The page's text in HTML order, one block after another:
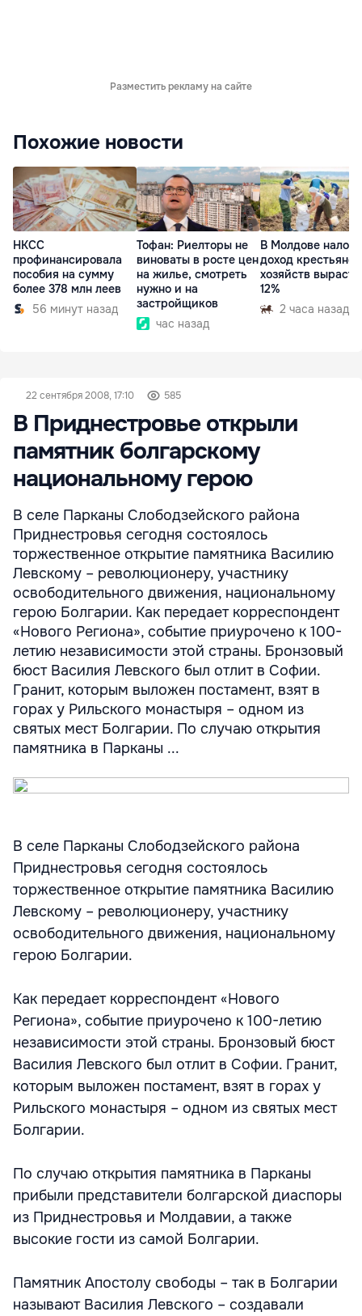
Разместить рекламу на сайте
Похожие новости
НКСС
профинансировала
пособия на сумму
более 378 млн леев
56 минут назад
Тофан: Риелторы не
виноваты в росте цен
на жилье, смотреть
нужно и на
застройщиков
час назад
В Молдове налог
доход
хозяйств
12%
2 часа назад
22 сентября 2008, 17:10 585
В Приднестровье открыли
памятник болгарскому
национальному герою
В селе Парканы Слободзейского района
Приднестровья сегодня состоялось
торжественное открытие памятника Василию
Левскому – революционеру, участнику
освободительного движения, национальному
герою Болгарии. Как передает корреспондент
«Нового Региона», событие приурочено к 100-
летию независимости этой страны. Бронзовый
бюст Василия Левского был отлит в Софии.
Гранит, которым выложен постамент, взят в
горах у Рильского монастыря – одном из
святых мест Болгарии. По случаю открытия
памятника в Парканы ...
В селе Парканы Слободзейского района
Приднестровья сегодня состоялось
торжественное открытие памятника Василию
Левскому – революционеру, участнику
освободительного движения, национальному
герою Болгарии.
Как передает корреспондент «Нового
Региона», событие приурочено к 100-летию
независимости этой страны. Бронзовый бюст
Василия Левского был отлит в Софии. Гранит,
которым выложен постамент, взят в горах у
Рильского монастыря – одном из святых мест
Болгарии.
По случаю открытия памятника в Парканы
прибыли представители болгарской диаспоры
из Приднестровья и Молдавии, а также
высокие гости из самой Болгарии.
Памятник Апостолу свободы – так в Болгарии
называют Василия Левского – создавали